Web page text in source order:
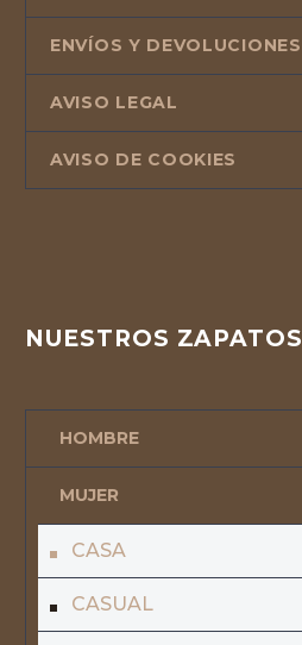
ENVÍOS Y DEVOLUCIONES
AVISO LEGAL
AVISO DE COOKIES
NUESTROS ZAPATOS
HOMBRE
MUJER
CASA
CASUAL